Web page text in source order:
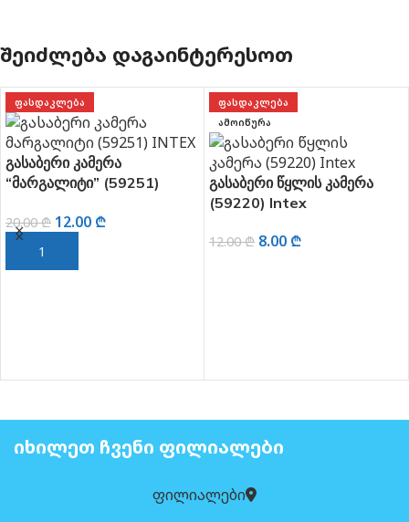
ᲨᲔᲘᲫᲚᲔᲑᲐ ᲓᲐᲒᲐᲘᲜᲢᲔᲠᲔᲡᲝᲗ
ᲤᲐᲡᲓᲐᲙᲚᲔᲑᲐ
გასაბერი კამერა
“მარგალიტი” (59251)
20.00₾ 12.00 ₾
ᲙᲐᲚᲐᲗᲐᲨᲘ ᲓᲐᲛᲐᲢᲔᲑᲐ
ᲤᲐᲡᲓᲐᲙᲚᲔᲑᲐ
ᲐᲛᲝᲘᲬᲣᲠᲐ
გასაბერი წყლის კამერა
(59220) Intex
12.00₾ 8.00 ₾
ᲘᲮᲘᲚᲔᲗ ᲩᲕᲔᲜᲘ ᲤᲘᲚᲘᲐᲚᲔᲑᲘ
ფილიალები